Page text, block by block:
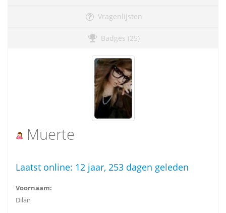
Vragenlijsten
Badges (25)
Muerte
Laatst online: 12 jaar, 253 dagen geleden
Voornaam:
Dilan